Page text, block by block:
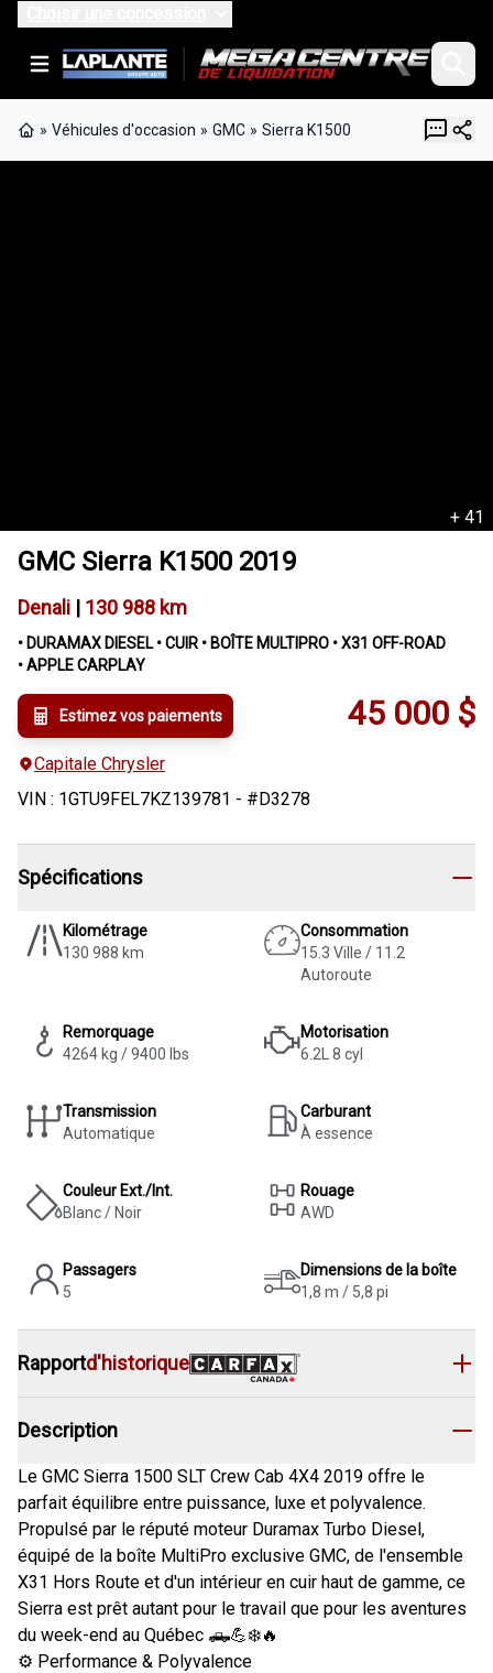
» Véhicules d'occasion » GMC » Sierra K1500
+ 41
GMC Sierra K1500 2019
Denali | 130 988 km
• DURAMAX DIESEL • CUIR • BOÎTE MULTIPRO • X31 OFF-ROAD
• APPLE CARPLAY
45 000$
Estimez vos paiements
Capitale Chrysler
VIN : 1GTU9FEL7KZ139781 - #D3278
Spécifications
Kilométrage
130 988 km
Consommation
15.3 Ville / 11.2
Autoroute
Remorquage
4264 kg / 9400 lbs
Motorisation
6.2L 8 cyl
Transmission
Automatique
Carburant
À essence
Couleur Ext./Int.
Blanc / Noir
Rouage
AWD
Passagers
5
Dimensions de la boîte
1,8 m / 5,8 pi
Rapportd'historique
Description
Le GMC Sierra 1500 SLT Crew Cab 4X4 2019 offre le
parfait équilibre entre puissance, luxe et polyvalence.
Propulsé par le réputé moteur Duramax Turbo Diesel,
équipé de la boîte MultiPro exclusive GMC, de l'ensemble
X31 Hors Route et d'un intérieur en cuir haut de gamme, ce
Sierra est prêt autant pour le travail que pour les aventures
du week-end au Québec 🛻💪❄️🔥
⚙️ Performance & Polyvalence